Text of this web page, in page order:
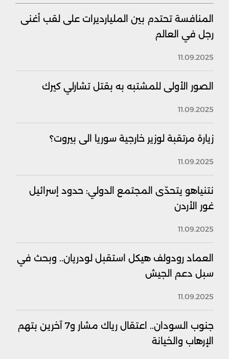
المنافسة تحتدم بين المليارديرات على لقب أغنى
رجل في العالم
11.09.2025
الصور الأولى للمشتبه به بقتل تشارلي كيرك
11.09.2025
زيارة مرتقبة لوزير خارجية سوريا الى بيروت؟
11.09.2025
نتنياهو يتحدّى المجتمع الدولي: حدود إسرائيل
غور الأردن
11.09.2025
العماد رودولف هيكل استقبل لودريان.. وبحث في
سبل دعم الجيش
11.09.2025
جنوب السودان.. اعتقال رياك مشار و7 آخرين بتهم
الإرهاب والخيانة